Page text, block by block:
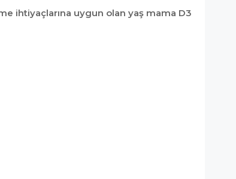
ihtiyaçlarına uygun olan yaş mama D3